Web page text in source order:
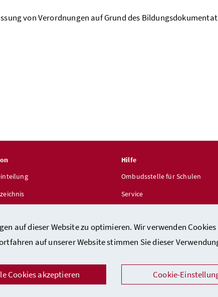
auf dieser Website zu optimieren. Wir verwenden
auf unserer Website stimmen Sie dieser
Cookies akzeptieren Cookie-
von Verordnungen auf Grund des
Hilfe
Ombudsstelle für Schulen
Service
/ Impressum / Barrierefreiheitserklärung / Datenschutz /